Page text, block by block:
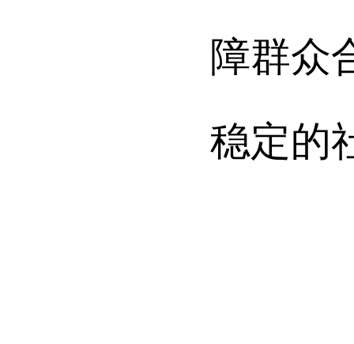
障群众
稳定的